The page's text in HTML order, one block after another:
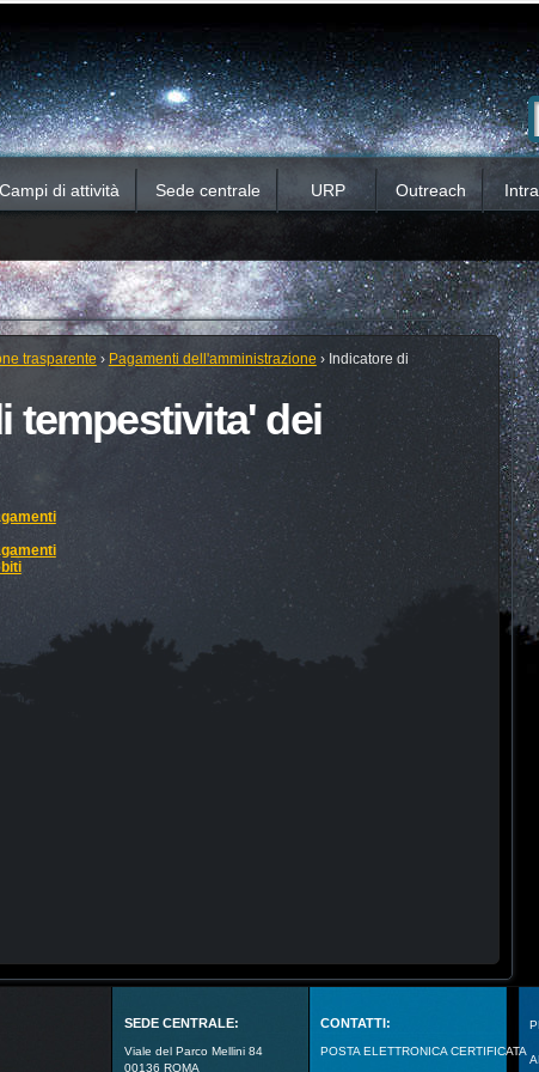
Ricerca
Campi di attività Sede centrale URP Outreach
trasparente › Pagamenti dell'amministrazione › Indicatore di
tempestivita' dei
SEDE CENTRALE:
Viale del Parco Mellini 84
00136 ROMA
CONTATTI:
POSTA ELETTRONICA CERTIFICATA